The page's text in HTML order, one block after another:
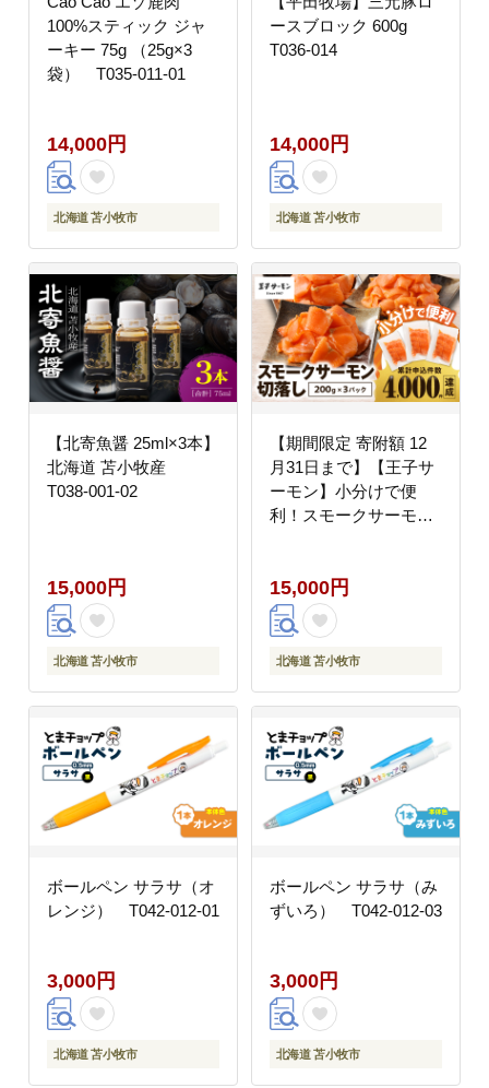
100%スティック ジャ
ーキー 75g （25g×3
袋） T035-011-01
14,000円
北海道 苫小牧市
ースブロック 600g
T036-014
14,000円
北海道 苫小牧市
【北寄魚醤 25ml×3本】
北海道 苫小牧産
T038-001-02
15,000円
北海道 苫小牧市
【期間限定 寄附額 12
月31日まで】【王子サ
ーモン】小分けで便
利！スモークサーモン
004-cp
15,000円
北海道 苫小牧市
ボールペン サラサ（オ
レンジ） T042-012-01
3,000円
北海道 苫小牧市
ボールペン サラサ（み
ずいろ） T042-012-03
3,000円
北海道 苫小牧市